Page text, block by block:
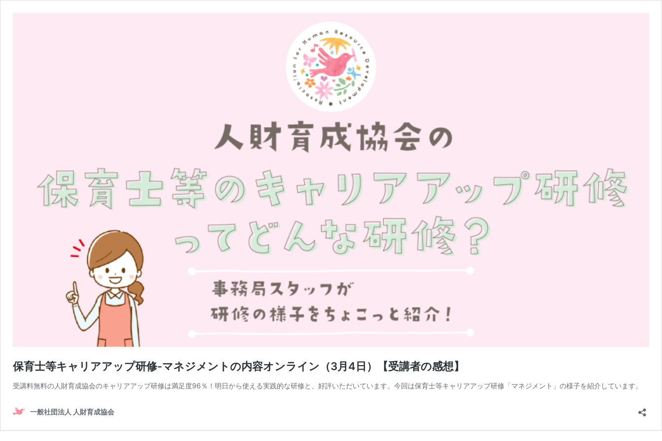
保育士等キャリアアップ研修-マネジメントの内容オンライン（3月4日）【受講者の感想】
受講料無料の人財育成協会のキャリアアップ研修は満足度96％！明日から使える実践的な研修と、好評いただいています。今回は保育士等キャリアアップ研修「マネジメント」の様子を紹介しています。
一般社団法人 人財育成協会